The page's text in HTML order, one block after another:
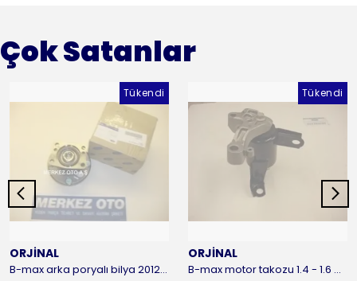
Çok Satanlar
Tükendi
ORJİNAL
B-max arka poryalı bilya 2012-2016 ORJİNAL
Tükendi
ORJİNAL
B-max motor takozu 1.4 - 1.6 benzinli 2012-2016 ORJİNAL